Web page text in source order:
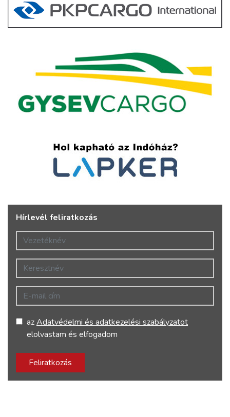
Hírlevél feliratkozás
Vezetéknév
Keresztnév
E-mail cím
azAdatvédelmi és adatkezelési szabályzatot
elolvastam és elfogadom
Feliratkozás